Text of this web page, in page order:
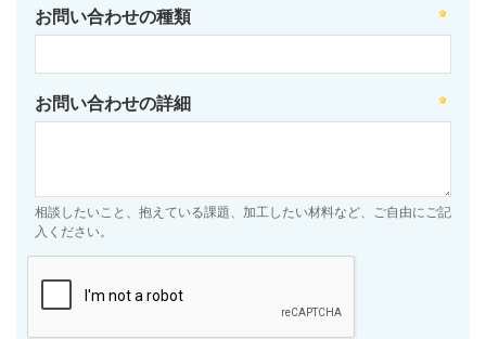
お問い合わせの種類
お問い合わせの詳細
相談したいこと、抱えている課題、加工したい材料など、ご自由にご記
入ください。